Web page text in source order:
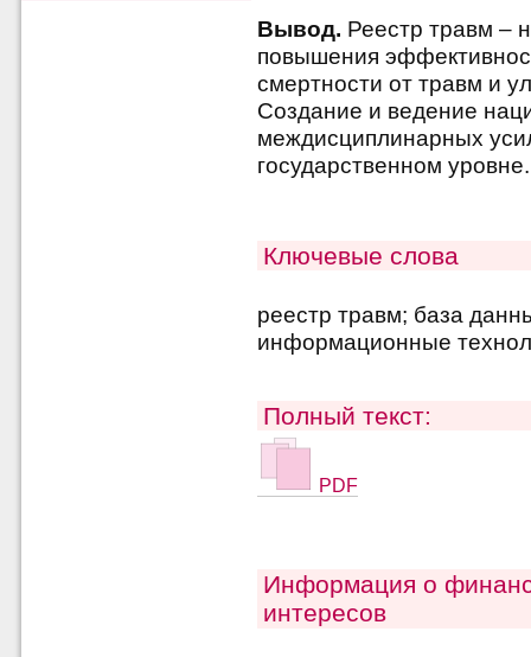
Вывод. Реестр травм –
повышения
смертности от травм и
Создание и ведение
междисциплинарных
государственном уровне.
Ключевые слова
реестр травм; база
информационные
Полный текст:
PDF
Информация о
интересов